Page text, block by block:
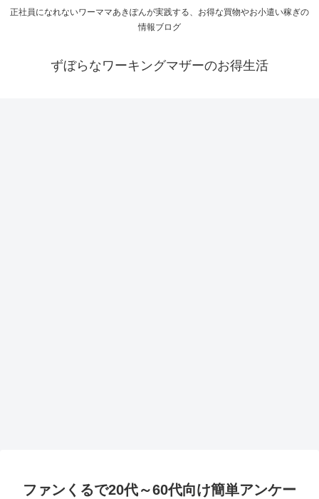
正社員になれないワーママあきぽんが実践する、お得な買物やお小遣い稼ぎの
情報ブログ
ずぼらなワーキングマザーのお得生活
ファンくるで20代～60代向け簡単アンケー